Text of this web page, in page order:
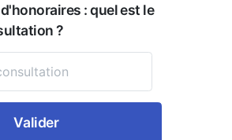
: quel est le
?
Valider